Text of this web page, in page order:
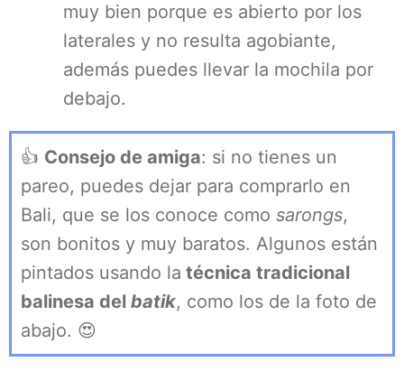
muy bien porque es abierto por los
laterales y no resulta agobiante,
además puedes llevar la mochila por
debajo.
👍 Consejo de amiga: si no tienes un
pareo, puedes dejar para comprarlo en
Bali, que se los conoce como sarongs,
son bonitos y muy baratos. Algunos están
pintados usando la técnica tradicional
balinesa del batik, como los de la foto de
abajo. 😍